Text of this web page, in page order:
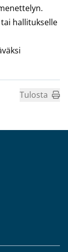
hallitukselle
Tulosta